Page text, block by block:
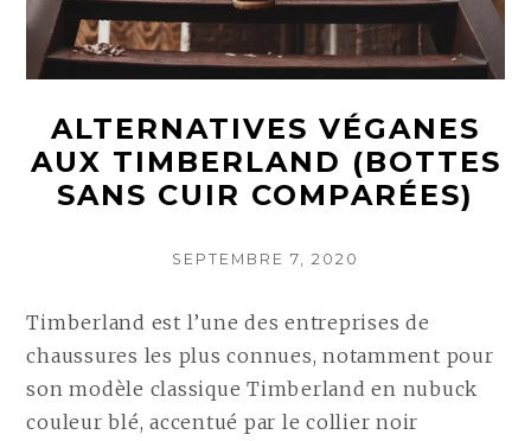
ALTERNATIVES VÉGANES
AUX TIMBERLAND (BOTTES
SANS CUIR COMPARÉES)
POSTED
SEPTEMBRE 7, 2020
Timberland est l’une des entreprises de
chaussures les plus connues, notamment pour
son modèle classique Timberland en nubuck
couleur blé, accentué par le collier noir